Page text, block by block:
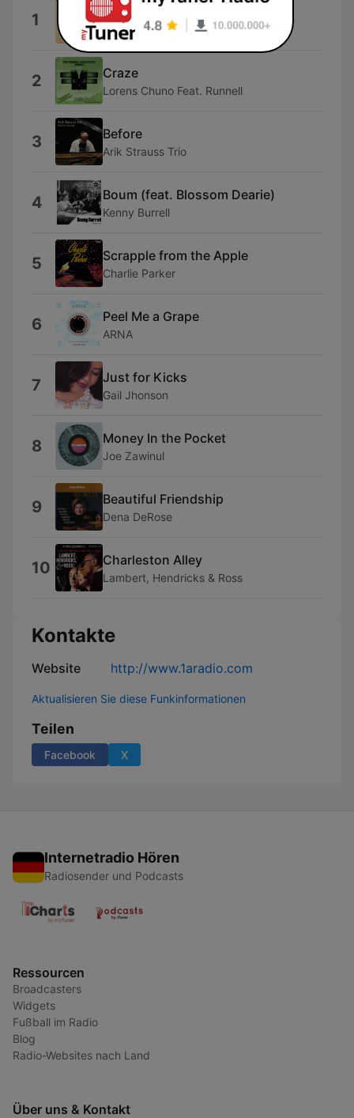
1 Stars
George Shearing & Mel Tormé
2 Craze
Lorens Chuno Feat. Runnell
3 Before
Arik Strauss Trio
4 Boum (feat. Blossom Dearie)
Kenny Burrell
5 Scrapple from the Apple
Charlie Parker
6 Peel Me a Grape
ARNA
7 Just for Kicks
Gail Jhonson
8 Money In the Pocket
Joe Zawinul
9 Beautiful Friendship
Dena DeRose
10 Charleston Alley
Lambert, Hendricks & Ross
Kontakte
Website http://www.1aradio.com
Aktualisieren Sie diese Funkinformationen
Teilen
Facebook X
Internetradio Hören
Radiosender und Podcasts
Ressourcen
Broadcasters
Widgets
Fußball im Radio
Blog
Radio-Websites nach Land
Über uns & Kontakt